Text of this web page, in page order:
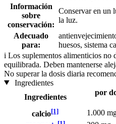
Información
sobre
conservación:
Conservar en un
la luz.
Adecuado
para:
huesos, sistema
i Los suplementos alimenticios no
equilibrada. Deben mantenerse
No superar la dosis diaria
Ingredientes
Ingredientes
por
calcio[1]
1.000